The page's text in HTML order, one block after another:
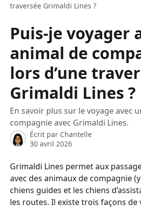
traversée Grimaldi Lines ?
Puis-je voyager
animal de
lors d’une
Grimaldi Lines ?
En savoir plus sur le voyage avec
compagnie avec Grimaldi Lines.
Écrit par Chantelle
30 avril 2026
Grimaldi Lines permet aux
avec des animaux de compagnie
chiens guides et les chiens
les routes. Il existe trois façons de